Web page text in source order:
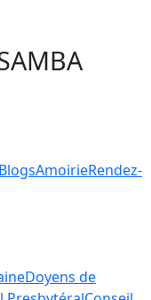
AmoirieRendez-
Doyens de